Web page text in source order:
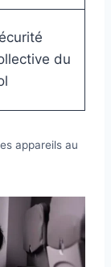
du
appareils au